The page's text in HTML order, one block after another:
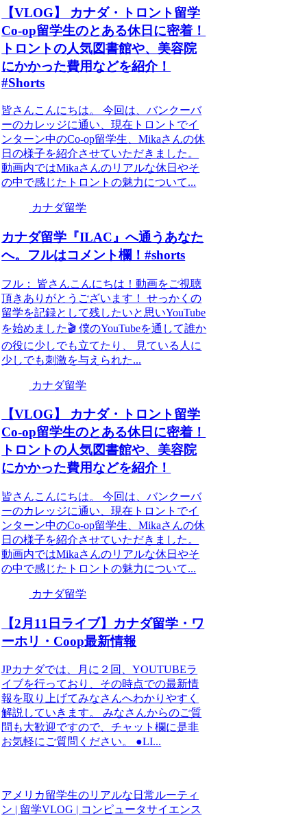
【VLOG】 カナダ・トロント留学
Co-op留学生のとある休日に密着！
トロントの人気図書館や、美容院
にかかった費用などを紹介！
#Shorts
皆さんこんにちは。 今回は、バンクーバ
ーのカレッジに通い、現在トロントでイ
ンターン中のCo-op留学生、Mikaさんの休
日の様子を紹介させていただきました。
動画内ではMikaさんのリアルな休日やそ
の中で感じたトロントの魅力について...
カナダ留学
カナダ留学『ILAC』へ通うあなた
へ。フルはコメント欄！#shorts
フル： 皆さんこんにちは！動画をご視聴
頂きありがとうございます！ せっかくの
留学を記録として残したいと思いYouTube
を始めました🎬 僕のYouTubeを通して誰か
の役に少しでも立てたり、 見ている人に
少しでも刺激を与えられた...
カナダ留学
【VLOG】 カナダ・トロント留学
Co-op留学生のとある休日に密着！
トロントの人気図書館や、美容院
にかかった費用などを紹介！
皆さんこんにちは。 今回は、バンクーバ
ーのカレッジに通い、現在トロントでイ
ンターン中のCo-op留学生、Mikaさんの休
日の様子を紹介させていただきました。
動画内ではMikaさんのリアルな休日やそ
の中で感じたトロントの魅力について...
カナダ留学
【2月11日ライブ】カナダ留学・ワ
ーホリ・Coop最新情報
JPカナダでは、月に２回、YOUTUBEラ
イブを行っており、その時点での最新情
報を取り上げてみなさんへわかりやすく
解説していきます。 みなさんからのご質
問も大歓迎ですので、チャット欄に是非
お気軽にご質問ください。 ●LI...
アメリカ留学生のリアルな日常ルーティ
ン | 留学VLOG | コンピュータサイエンス